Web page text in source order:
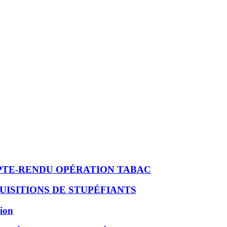
RENDU OPÉRATION TABAC
DE STUPÉFIANTS